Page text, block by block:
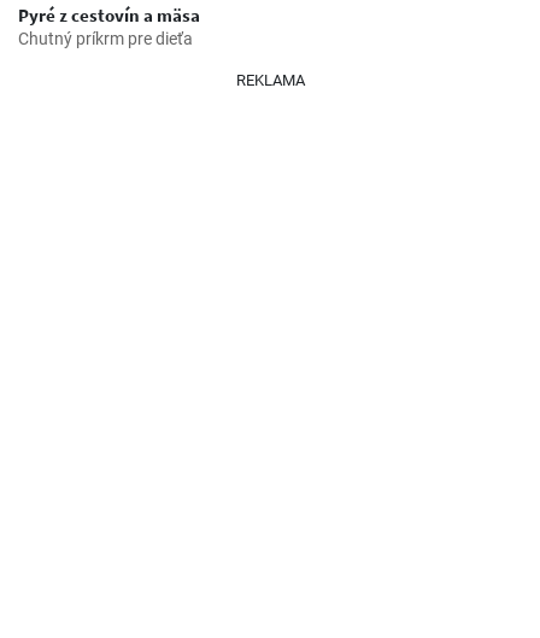
Pyré z cestovín a mäsa
Chutný príkrm pre dieťa
REKLAMA